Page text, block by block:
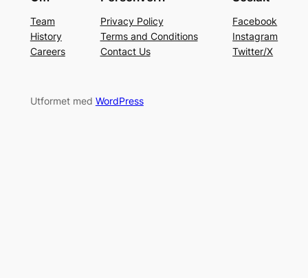
Team
History
Careers
Privacy Policy
Terms and Conditions
Contact Us
Facebook
Instagram
Twitter/X
Utformet med WordPress